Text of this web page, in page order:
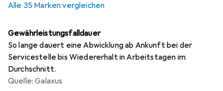
Alle 35 Marken vergleichen
Gewährleistungsfalldauer
So lange dauert eine Abwicklung ab Ankunft bei der
Servicestelle bis Wiedererhalt in Arbeitstagen im
Durchschnitt.
Quelle: Galaxus